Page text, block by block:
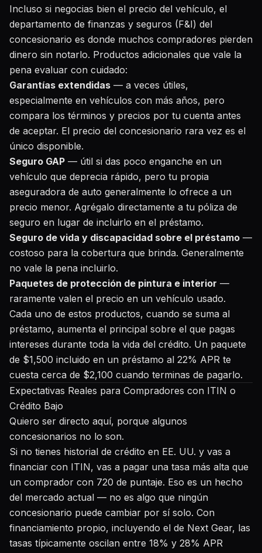
Incluso si negocias bien el precio del vehículo, el
departamento de finanzas y seguros (F&I) del
concesionario es donde muchos compradores pierden
dinero sin notarlo. Productos adicionales que vale la
pena evaluar con cuidado:
Garantías extendidas — a veces útiles,
especialmente en vehículos con más años, pero
compara los términos y precios por tu cuenta antes
de aceptar. El precio del concesionario rara vez es el
único disponible.
Seguro GAP — útil si das poco enganche en un
vehículo que deprecia rápido, pero tu propia
aseguradora de auto generalmente lo ofrece a un
precio menor. Agrégalo directamente a tu póliza de
seguro en lugar de incluirlo en el préstamo.
Seguro de vida y discapacidad sobre el préstamo —
costoso para la cobertura que brinda. Generalmente
no vale la pena incluirlo.
Paquetes de protección de pintura e interior —
raramente valen el precio en un vehículo usado.
Cada uno de estos productos, cuando se suma al
préstamo, aumenta el principal sobre el que pagas
intereses durante toda la vida del crédito. Un paquete
de $1,500 incluido en un préstamo al 22% APR te
cuesta cerca de $2,100 cuando terminas de pagarlo.
Expectativas Reales para Compradores con ITIN o
Crédito Bajo
Quiero ser directo aquí, porque algunos
concesionarios no lo son.
Si no tienes historial de crédito en EE. UU. y vas a
financiar con ITIN, vas a pagar una tasa más alta que
un comprador con 720 de puntaje. Eso es un hecho
del mercado actual — no es algo que ningún
concesionario puede cambiar por sí solo. Con
financiamiento propio, incluyendo el de Next Gear, las
tasas típicamente oscilan entre 18% y 28% APR